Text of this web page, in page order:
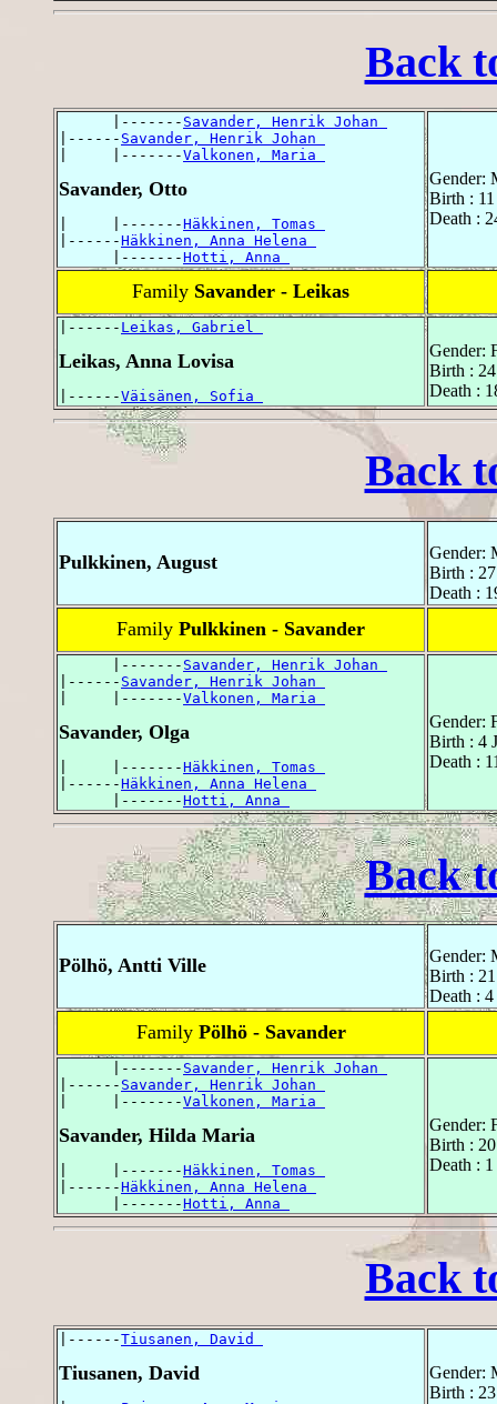
Back
      |-------
Savander, Henrik Johan
|------ Savander, Henrik Johan
|     |-------Valkonen, Maria
Savander, Otto
|     |-------Häkkinen, Tomas
|------Häkkinen, Anna Helena
      |-------
Hotti, Anna
Gender:
Birth :
Death :
Family Savander - Leikas
|------ Leikas, Gabriel
Leikas, Anna Lovisa
|------Väisänen, Sofia
Gender:
Birth :
Death :
Back
Pulkkinen, August
Gender:
Birth :
Death :
Family Pulkkinen - Savander
      |-------
Savander, Henrik Johan
|------ Savander, Henrik Johan
|     |-------Valkonen, Maria
Savander, Olga
|     |-------Häkkinen, Tomas
|------Häkkinen, Anna Helena
      |-------
Hotti, Anna
Gender:
Birth : 4
Death :
Back
Pölhö, Antti Ville
Gender:
Birth :
Death :
Family Pölhö - Savander
      |-------
Savander, Henrik Johan
|------ Savander, Henrik Johan
|     |-------Valkonen, Maria
Savander, Hilda Maria
|     |-------Häkkinen, Tomas
|------Häkkinen, Anna Helena
      |-------
Hotti, Anna
Gender:
Birth :
Death :
Back
|------Tiusanen, David
Tiusanen, David
Gender:
Birth :